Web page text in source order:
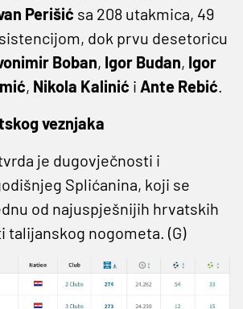
Perišić sa 208 utakmica, 49
dok prvu desetoricu
Boban, Igor Budan, Igor
, Nikola Kalinić i Ante Rebić.
veznjaka
je dugovječnosti i
Splićanina, koji se
od najuspješnijih hrvatskih
talijanskog nogometa. (G)